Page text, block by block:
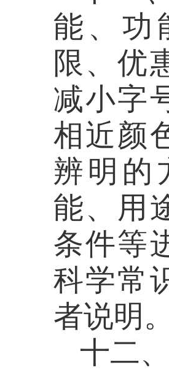
能、功
限、优
减小字
相近颜
辨明的
能、用
条件等
科学常
者说明
十二